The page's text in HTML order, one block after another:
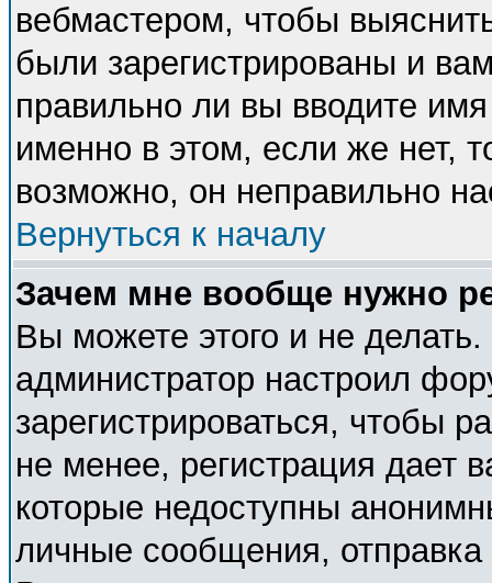
вебмастером, чтобы
были зарегистрированы и
правильно ли вы вводите
именно в этом, если же нет,
возможно, он неправильно
Вернуться к началу
Зачем мне вообще нужно
Вы можете этого и не делать.
администратор настроил
зарегистрироваться, чтобы
не менее, регистрация дает
которые недоступны
личные сообщения, отправка